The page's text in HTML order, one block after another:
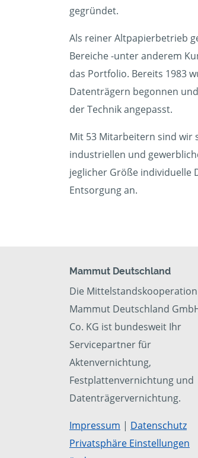
gegründet.
Als reiner Altpapierbetrieb
Bereiche -unter anderem
das Portfolio. Bereits 1983
Datenträgern begonnen
der Technik angepasst.
Mit 53 Mitarbeitern sind wir
industriellen und
jeglicher Größe individuelle
Entsorgung an.
Mammut Deutschland
Die Mittelstandskooperation
Mammut Deutschland
Co. KG ist bundesweit Ihr
Servicepartner für
Aktenvernichtung,
Festplattenvernichtung und
Datenträgervernichtung.
Impressum | Datenschutz
Privatsphäre Einstellungen